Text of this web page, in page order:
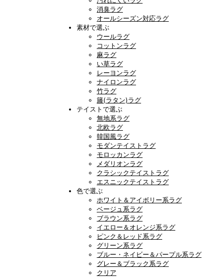
消臭ラグ
オールシーズン対応ラグ
素材で選ぶ
ウールラグ
コットンラグ
麻ラグ
い草ラグ
レーヨンラグ
ナイロンラグ
竹ラグ
籐(ラタン)ラグ
テイストで選ぶ
無地系ラグ
北欧ラグ
韓国風ラグ
モダンテイストラグ
モロッカンラグ
メダリオンラグ
クラシックテイストラグ
エスニックテイストラグ
色で選ぶ
ホワイト＆アイボリー系ラグ
ベージュ系ラグ
ブラウン系ラグ
イエロー＆オレンジ系ラグ
ピンク＆レッド系ラグ
グリーン系ラグ
ブルー・ネイビー＆パープル系ラグ
グレー＆ブラック系ラグ
クリア